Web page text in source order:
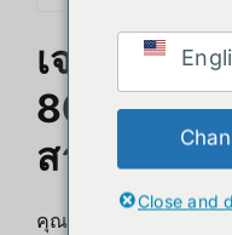
เจาะลึก
800W
สายเกมแล
คุณกำลังเผชิญหน้ากับ
Close and